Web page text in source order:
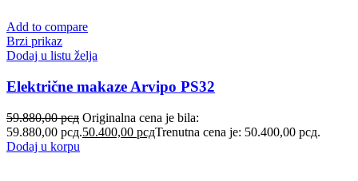
Add to compare
Brzi prikaz
Dodaj u listu želja
Električne makaze Arvipo PS32
59.880,00рсд Originalna cena je bila:
59.880,00 рсд.50.400,00 рсдTrenutna cena je: 50.400,00 рсд.
Dodaj u korpu